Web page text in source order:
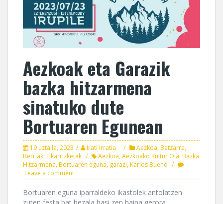
Aezkoak eta Garazik
bazka hitzarmena
sinatuko dute
Bortuaren Egunean
19 uztaila, 2023 Irati Irratia Aezkoa,Batzarre,
Berriak,Elkarrizketak Aezkoa,Aezkoako Kultur Ola,Bazka
Hitzarmena,Bortuaren eguna, garazi,Karlos Bueno
Leave a comment
Bortuaren eguna iparraldeko ikastolek antolatzen
zuten festa bat bezala hasi zen baina gerora